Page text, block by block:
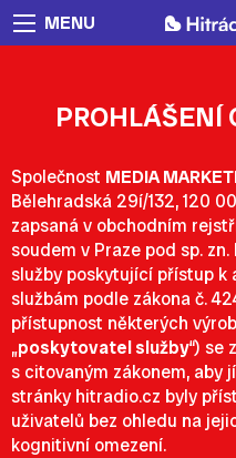
MENU
PROHLÁŠENÍ
Společnost MEDIA
Bělehradská 29í/132, 120
zapsaná v obchodním
soudem v Praze pod sp. zn.
služby poskytující přístup
službám podle zákona č.
přístupnost některých
„poskytovatel služby“) se
s citovaným zákonem, aby
stránky hitradio.cz byly
uživatelů bez ohledu na
kognitivní omezení.